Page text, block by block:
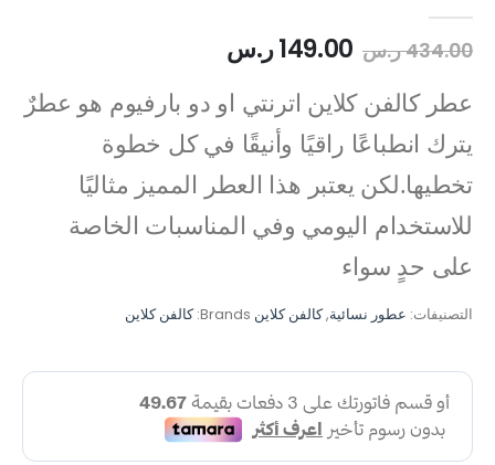
434.00ر.س 149.00ر.س
عطر كالفن كلاين اترنتي او دو بارفيوم هو عطرٌ
يترك انطباعًا راقيًا وأنيقًا في كل خطوة
تخطيها.لكن يعتبر هذا العطر المميز مثاليًا
للاستخدام اليومي وفي المناسبات الخاصة
على حدٍ سواء
التصنيفات: عطور نسائية,كالفن كلاين Brands: كالفن كلاين